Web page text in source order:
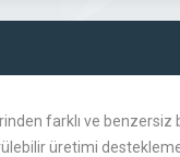
farklı ve
üretimi